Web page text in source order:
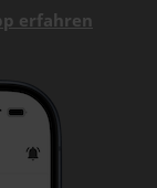
erfahren